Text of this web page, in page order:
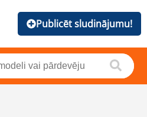
Publicēt sludinājumu!